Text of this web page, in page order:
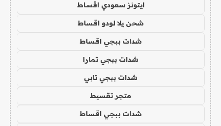
ايتونز سعودي اقساط
شحن يلا لودو اقساط
شدات ببجي اقساط
شدات ببجي تمارا
شدات ببجي تابي
متجر تقسيط
شدات ببجي اقساط